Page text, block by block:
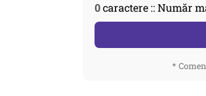
0caractere :: Număr
*